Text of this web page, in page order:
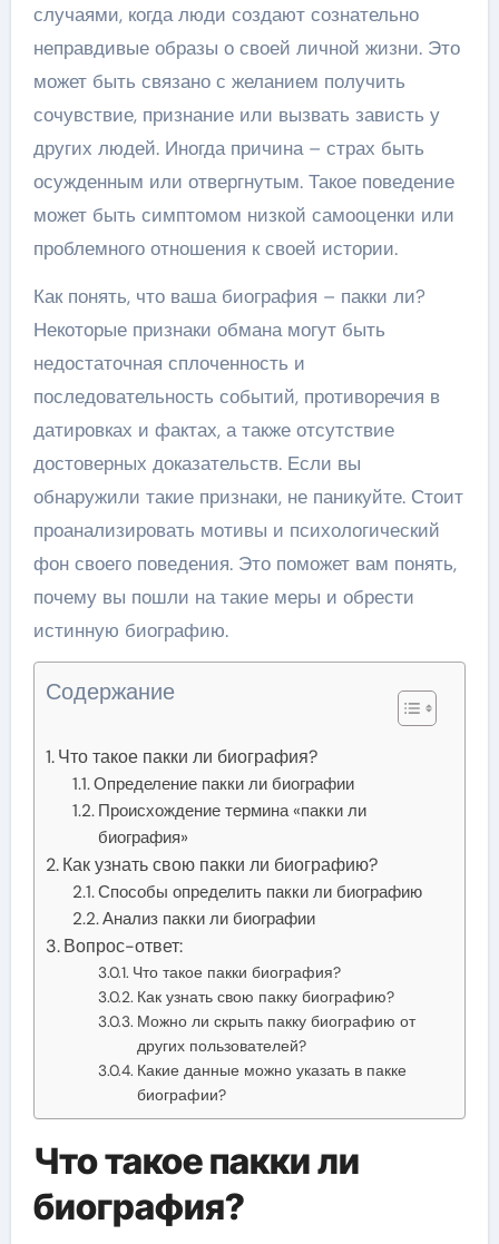
случаями, когда люди создают сознательно
неправдивые образы о своей личной жизни. Это
может быть связано с желанием получить
сочувствие, признание или вызвать зависть у
других людей. Иногда причина – страх быть
осужденным или отвергнутым. Такое поведение
может быть симптомом низкой самооценки или
проблемного отношения к своей истории.
Как понять, что ваша биография – пакки ли?
Некоторые признаки обмана могут быть
недостаточная сплоченность и
последовательность событий, противоречия в
датировках и фактах, а также отсутствие
достоверных доказательств. Если вы
обнаружили такие признаки, не паникуйте. Стоит
проанализировать мотивы и психологический
фон своего поведения. Это поможет вам понять,
почему вы пошли на такие меры и обрести
истинную биографию.
Содержание
Что такое пакки ли биография?
Определение пакки ли биографии
Происхождение термина «пакки ли
биография»
Как узнать свою пакки ли биографию?
Способы определить пакки ли биографию
Анализ пакки ли биографии
Вопрос-ответ:
Что такое пакки биография?
Как узнать свою пакку биографию?
Можно ли скрыть пакку биографию от
других пользователей?
Какие данные можно указать в пакке
биографии?
Что такое пакки ли
биография?